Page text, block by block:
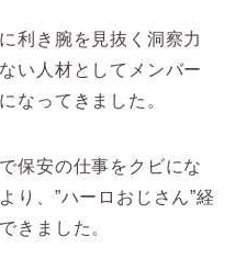
利き腕を見抜く洞察力
い人材としてメンバー
なってきました。
保安の仕事をクビにな
り、”ハーロおじさん”経
きました。